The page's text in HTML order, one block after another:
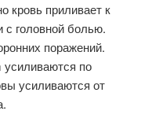
кровь приливает к
с головной болью.
поражений.
по
усиливаются от